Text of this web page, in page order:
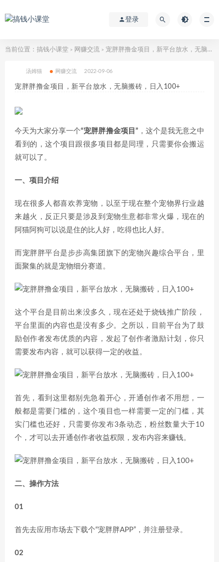
登录
当前位置： 搞钱小课堂 > 网赚交流 > 宠胖胖撸金项目，新平台放水，无脑搬砖，日入100+
汤姆猫 网赚交流 2022-09-06
宠胖胖撸金项目，新平台放水，无脑搬砖，日入100+
今天为大家分享一个“宠胖胖撸金项目”，这个是我无意之中
看到的，这个项目跟很多项目都是同理，只需要你会搬运
就可以了。
一、项目介绍
现在很多人都喜欢养宠物，以至于现在整个宠物界行业越
来越火，反正只要是涉及到宠物生意都非常火爆，现在的
阿猫阿狗可以说是住的比人好，吃得也比人好。
而宠胖胖平台是步步高集团旗下的宠物兴趣综合平台，里
面聚集的就是宠物细分赛道。
这个平台是目前出来没多久，现在还处于烧钱推广阶段，
平台里面的内容也是没有多少。之所以，目前平台为了鼓
励创作者发布优质的内容，发起了创作者激励计划，你只
需要发布内容，就可以获得一定的收益。
首先，看到这里都别先急着开心，开通创作者不用想，一
般都是需要门槛的，这个项目也一样需要一定的门槛，其
实门槛也还好，只需要你发布3条动态，粉丝数量大于10
个，才可以去开通创作者收益权限，发布内容来赚钱。
二、操作方法
01
首先去应用市场去下载个“宠胖胖APP”，并注册登录。
02